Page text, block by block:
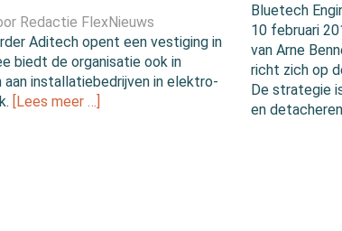
Redactie FlexNieuws
Aditech opent een vestiging in
biedt de organisatie ook in
aan installatiebedrijven in elektro-
[Lees meer …]
Bluetech
10 februari
van Arne
richt zich op
De strategie
en